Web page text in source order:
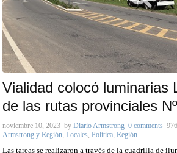
Vialidad colocó luminarias
de las rutas provinciales
noviembre 10, 2023 by Diario Armstrong 0 comments
Armstrong y Región, Locales, Política, Región
Las tareas se realizaron a través de la cuadrilla de